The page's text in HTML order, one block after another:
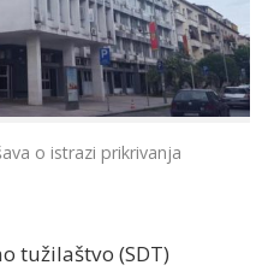
o istrazi prikrivanja
tužilaštvo (SDT)